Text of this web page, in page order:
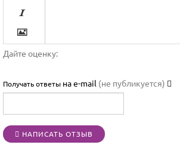






Дайте оценку:
Получать ответы на e-mail (не публикуется)
НАПИСАТЬ ОТЗЫВ